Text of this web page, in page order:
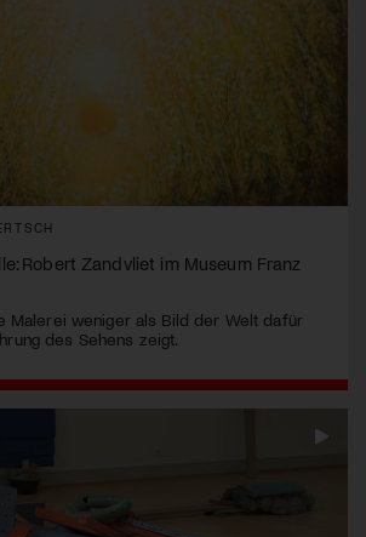
Robert Zandvliet im Museum Franz
Malerei weniger als Bild der Welt dafür
des Sehens zeigt.